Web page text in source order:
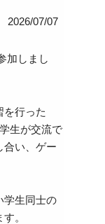
2026/07/07
加しまし
を行った
生が交流で
合い、ゲー
学生同士の
。